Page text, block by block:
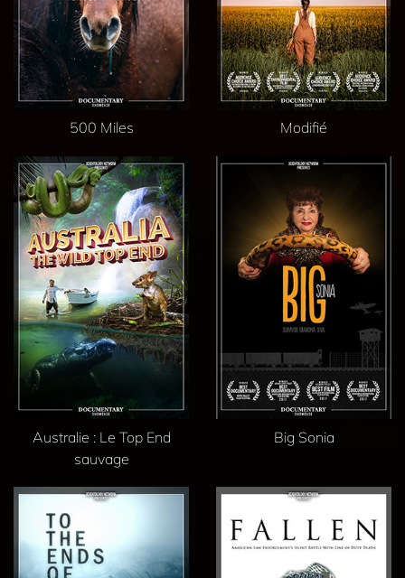
500 Miles Modifié
Australie : Le Top End
sauvage
Big Sonia